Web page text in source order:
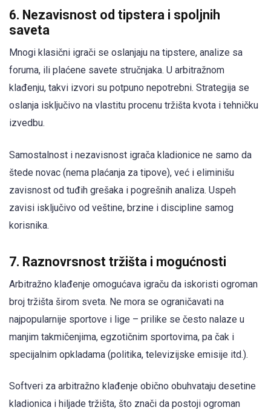
6. Nezavisnost od tipstera i spoljnih
saveta
Mnogi klasični igrači se oslanjaju na tipstere, analize sa
foruma, ili plaćene savete stručnjaka. U arbitražnom
klađenju, takvi izvori su potpuno nepotrebni. Strategija se
oslanja isključivo na vlastitu procenu tržišta kvota i tehničku
izvedbu.
Samostalnost i nezavisnost igrača kladionice ne samo da
štede novac (nema plaćanja za tipove), već i eliminišu
zavisnost od tuđih grešaka i pogrešnih analiza. Uspeh
zavisi isključivo od veštine, brzine i discipline samog
korisnika.
7. Raznovrsnost tržišta i mogućnosti
Arbitražno klađenje omogućava igraču da iskoristi ogroman
broj tržišta širom sveta. Ne mora se ograničavati na
najpopularnije sportove i lige – prilike se često nalaze u
manjim takmičenjima, egzotičnim sportovima, pa čak i
specijalnim opkladama (politika, televizijske emisije itd.).
Softveri za arbitražno klađenje obično obuhvataju desetine
kladionica i hiljade tržišta, što znači da postoji ogroman